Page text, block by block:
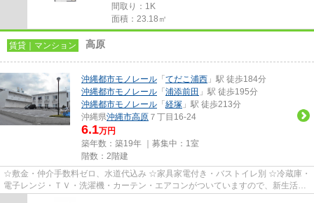
間取り：1K
面積：23.18㎡
賃貸｜マンション 高原
沖縄都市モノレール 「 てだこ浦西 」駅 徒歩184分
沖縄都市モノレール 「 浦添前田 」駅 徒歩195分
沖縄都市モノレール 「 経塚 」駅 徒歩213分
沖縄県沖縄市高原 ７丁目16-24
6.1万円
築年数：築19年 ｜募集中： 1室
階数：2階建
☆敷金・仲介手数料ゼロ、水道代込み ☆家具家電付き・バストイレ別 ☆冷蔵庫・
電子レンジ・ＴＶ・洗濯機・カーテン・エアコンがついていますので、新生活が